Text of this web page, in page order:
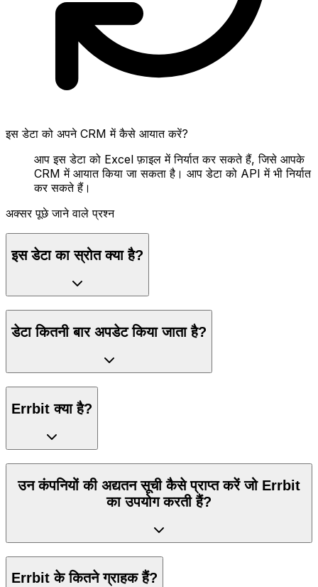
इस डेटा को अपने CRM में कैसे आयात करें?
आप इस डेटा को Excel फ़ाइल में निर्यात कर सकते हैं, जिसे आपके
CRM में आयात किया जा सकता है। आप डेटा को API में भी निर्यात
कर सकते हैं।
अक्सर पूछे जाने वाले प्रश्न
इस डेटा का स्रोत क्या है?
डेटा कितनी बार अपडेट किया जाता है?
Errbit क्या है?
उन कंपनियों की अद्यतन सूची कैसे प्राप्त करें जो Errbit
का उपयोग करती हैं?
Errbit के कितने ग्राहक हैं?